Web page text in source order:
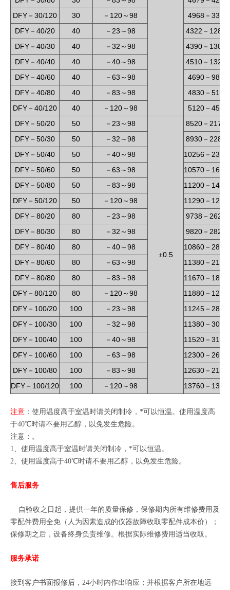
DFY － 30/120 30 － 120 ～ 98 4968 － 330
DFY － 40/20 40 － 23 ～ 98 4322 － 1280
DFY － 40/30 40 － 32 ～ 98 4390 － 1300
DFY － 40/40 40 － 40 ～ 98 4510 － 1320
DFY － 40/60 40 － 63 ～ 98 4690 － 980
DFY － 40/80 40 － 83 ～ 98 4830 － 510
DFY － 40/120 40 － 120 ～ 98 5120 － 450
DFY － 50/20 50 － 23 ～ 98
±0.5
8520 － 2170
DFY － 50/30 50 － 32 ～ 98 8930 － 2280
DFY － 50/40 50 － 40 ～ 98 10256 － 2300
DFY － 50/60 50 － 63 ～ 98 10570 － 1600
DFY － 50/80 50 － 83 ～ 98 11200 － 1480
DFY － 50/120 50 － 120 ～ 98 11290 － 1260
DFY － 80/20 80 － 23 ～ 98 9738 － 2626
DFY － 80/30 80 － 32 ～ 98 9820 － 2820
DFY － 80/40 80 － 40 ～ 98 10860 － 2830
DFY － 80/60 80 － 63 ～ 98 11380 － 2100
DFY － 80/80 80 － 83 ～ 98 11670 － 1800
DFY － 80/120 80 － 120 ～ 98 11880 － 1200
DFY － 100/20 100 － 23 ～ 98 11245 － 2821
DFY － 100/30 100 － 32 ～ 98 11380 － 3012
DFY － 100/40 100 － 40 ～ 98 11520 － 3160
DFY － 100/60 100 － 63 ～ 98 12300 － 2627
DFY － 100/80 100 － 83 ～ 98 12630 － 2160
DFY － 100/120 100 － 120 ～ 98 13760 － 1350
注意 ：使用温度高于室温时请关闭制冷，*可以恒温。使用温度高
于40℃时请不要用乙醇，以免发生危险。
注意：。
1
、使用温度高于室温时请关闭制冷，*可以恒温。
2 、使用温度高于40℃时请不要用乙醇，以免发生危险。
售后服务
自验收之日起，提供一年的质量保修，保修期内所有维修费用及
零配件费用全免（人为因素造成的仪器故障收取零配件成本价）；
保修期之后，设备终身负责维修。根据实际维修费用适当收取。
服务承诺
接到客户书面报修后，24小时内作出响应；并根据客户所在地远